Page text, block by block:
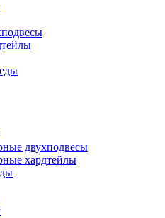
двухподвесы
хардтейлы